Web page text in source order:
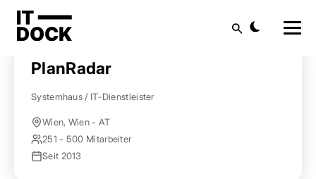
Startseite Anbieter finden
PlanRadar
Systemhaus / IT-Dienstleister
Wien, Wien - AT
251 - 500 Mitarbeiter
Seit 2013